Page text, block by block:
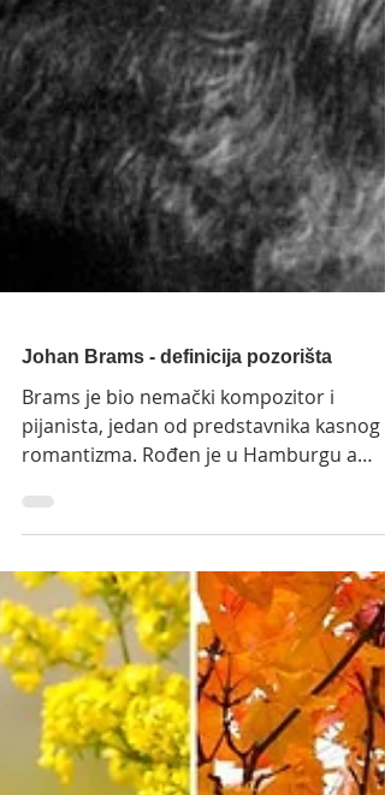
Johan Brams - definicija pozorišta
Brams je bio nemački kompozitor i
romantizma. Rođen je u Hamburgu a
umro je u Beču. Bio je majstor polifonije i
harmonije. Slavnog kompozitora
Brahmsa, ljubitelja teatra, neko je
da definiše pozorište, na šta je on
odgovorio: - Pozorište? To je jedna vrsta
zabavne lutrije, jer niko ne zna šta će
ispasti: autor napiše dramu, glumci
odglume nešto sasvim drugo, dok
čuje nešto treće!